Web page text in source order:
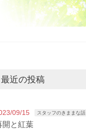
最近の投稿
09/15 スタッフのきままな話
開と紅葉